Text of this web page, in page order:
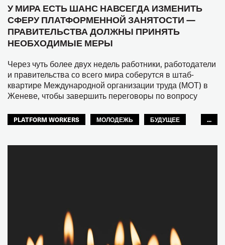
У МИРА ЕСТЬ ШАНС НАВСЕГДА ИЗМЕНИТЬ
СФЕРУ ПЛАТФОРМЕННОЙ ЗАНЯТОСТИ —
ПРАВИТЕЛЬСТВА ДОЛЖНЫ ПРИНЯТЬ
НЕОБХОДИМЫЕ МЕРЫ
Через чуть более двух недель работники, работодатели
и правительства со всего мира соберутся в штаб-
квартире Международной организации труда (МОТ) в
Женеве, чтобы завершить переговоры по вопросу
PLATFORM WORKERS МОЛОДЕЖЬ
БУДУЩЕЕ
...